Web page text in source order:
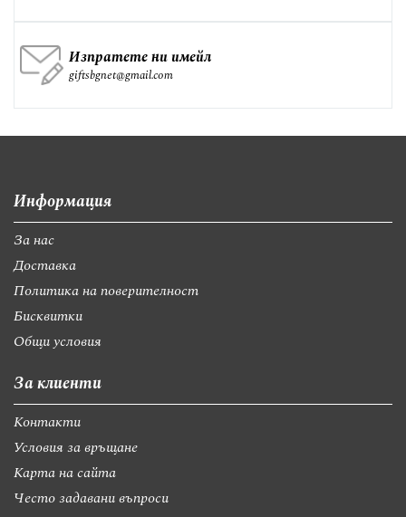
Изпратете ни имейл
giftsbgnet@gmail.com
Информация
За нас
Доставка
Политика на поверителност
Бисквитки
Общи условия
За клиенти
Контакти
Условия за връщане
Карта на сайта
Често задавани въпроси